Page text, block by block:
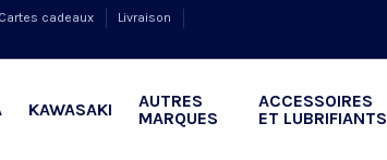
Cartes cadeaux
Livraison
KAWASAKI
AUTRES
MARQUES
ACCESSOIRES
ET LUBRIFIANTS